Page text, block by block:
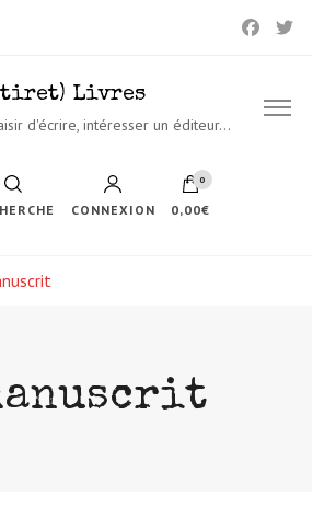
Livres
d'écrire, intéresser un éditeur…
CONNEXION
0
0,00€